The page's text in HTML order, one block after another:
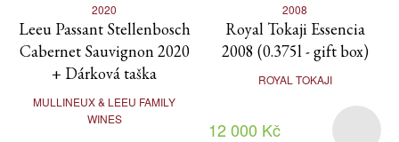
2020
Leeu Passant Stellenbosch
Cabernet Sauvignon 2020
+ Dárková taška
MULLINEUX & LEEU FAMILY
WINES
2008
Royal Tokaji Essencia
2008 (0.375l - gift box)
ROYAL TOKAJI
12 000 Kč